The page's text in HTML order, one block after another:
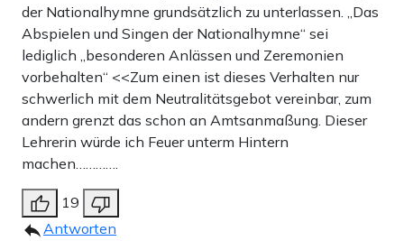
der Nationalhymne grundsätzlich zu unterlassen. „Das
Abspielen und Singen der Nationalhymne“ sei
lediglich „besonderen Anlässen und Zeremonien
vorbehalten“ <<Zum einen ist dieses Verhalten nur
schwerlich mit dem Neutralitätsgebot vereinbar, zum
andern grenzt das schon an Amtsanmaßung. Dieser
Lehrerin würde ich Feuer unterm Hintern
machen………….
19
Antworten